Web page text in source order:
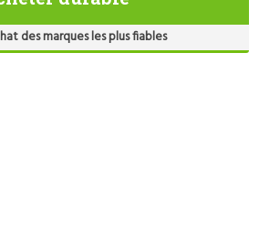
des marques les plus fiables